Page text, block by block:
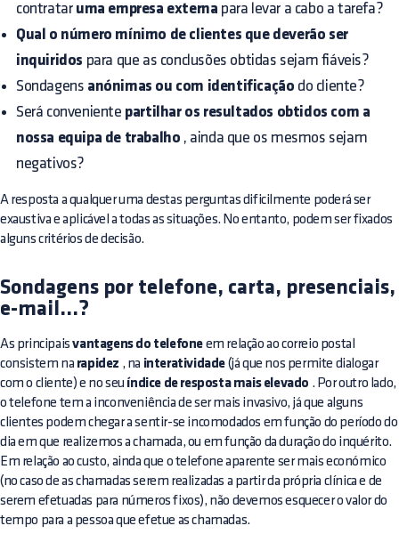
contratar uma empresa externa para levar a cabo a tarefa?
Qual o número mínimo de clientes que deverão ser
inquiridos para que as conclusões obtidas sejam fiáveis?
Sondagens anónimas ou com identificação do cliente?
Será conveniente partilhar os resultados obtidos com a
nossa equipa de trabalho , ainda que os mesmos sejam
negativos?
A resposta a qualquer uma destas perguntas dificilmente poderá ser
exaustiva e aplicável a todas as situações. No entanto, podem ser fixados
alguns critérios de decisão.
Sondagens por telefone, carta, presenciais,
e-mail...?
As principaisvantagens do telefone em relação ao correio postal
consistem na rapidez , na interatividade (já que nos permite dialogar
com o cliente) e no seu índice de resposta mais elevado . Por outro lado,
o telefone tem a inconveniência de ser mais invasivo, já que alguns
clientes podem chegar a sentir-se incomodados em função do período do
dia em que realizemos a chamada, ou em função da duração do inquérito.
Em relação ao custo, ainda que o telefone aparente ser mais económico
(no caso de as chamadas serem realizadas a partir da própria clínica e de
serem efetuadas para números fixos), não devemos esquecer o valor do
tempo para a pessoa que efetue as chamadas.